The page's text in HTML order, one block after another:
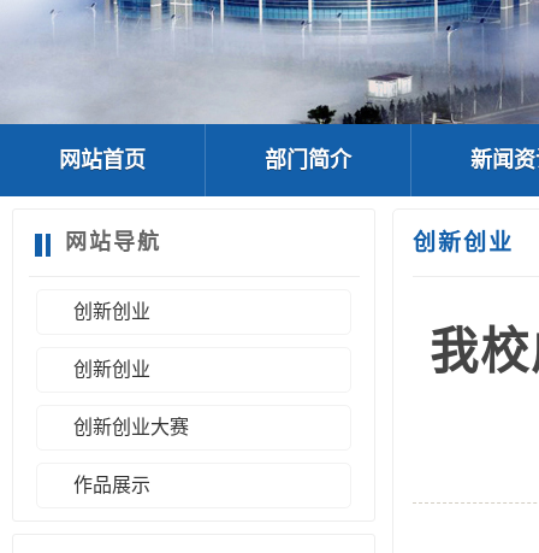
网站首页 部门简介 新闻
网站导航
创新创业
创新创业
创新创业大赛
作品展示
创新创业
我